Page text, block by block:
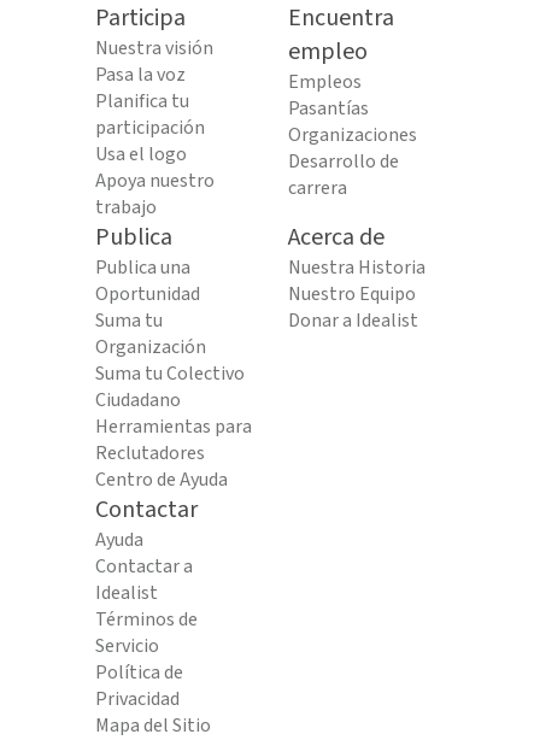
Participa
Nuestra visión
Pasa la voz
Planifica tu
participación
Usa el logo
Apoya nuestro
trabajo
Encuentra
empleo
Empleos
Pasantías
Organizaciones
Desarrollo de
carrera
Publica
Publica una
Oportunidad
Suma tu
Organización
Suma tu Colectivo
Ciudadano
Herramientas para
Reclutadores
Centro de Ayuda
Acerca de
Nuestra Historia
Nuestro Equipo
Donar a Idealist
Contactar
Ayuda
Contactar a
Idealist
Términos de
Servicio
Política de
Privacidad
Mapa del Sitio